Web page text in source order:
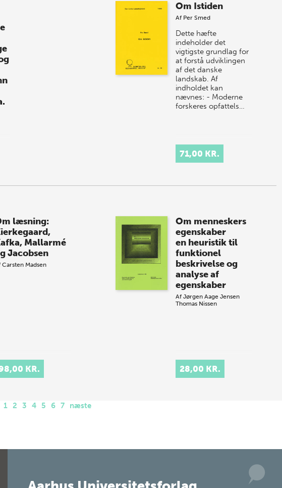
Om Istiden
Af Per Smed
Dette hæfte
indeholder det
vigtigste grundlag for
at forstå udviklingen
af det danske
landskab. Af
indholdet kan
nævnes: - Moderne
forskeres opfattels…
71,00 KR.
læsning:
Mallarmé
Jacobsen
Carsten Madsen
KR.
Om menneskers
egenskaber
en heuristik til
funktionel
beskrivelse og
analyse af
egenskaber
AfJørgen Aage Jensen
Thomas Nissen
28,00 KR.
1 2 3 4 5 6 7 næste